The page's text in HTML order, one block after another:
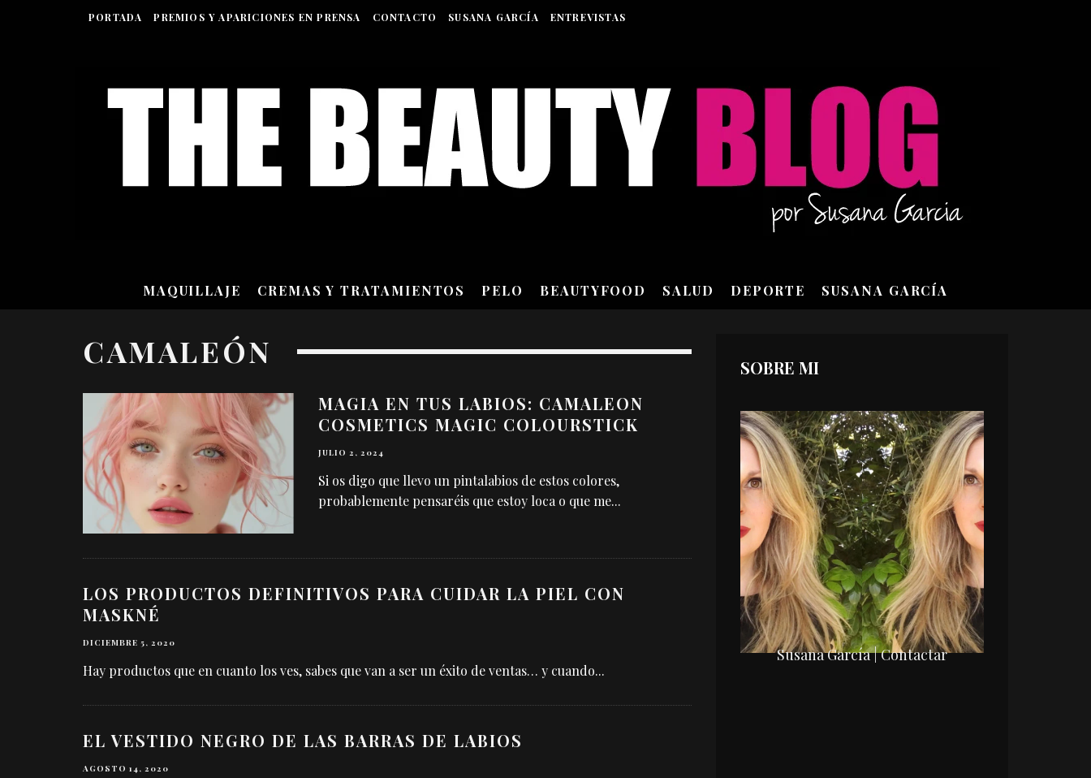
PORTADA PREMIOS Y APARICIONES EN PRENSA CONTACTO SUSANA GARCÍA ENTREVISTAS
MAQUILLAJE CREMAS Y TRATAMIENTOS PELO BEAUTYFOOD SALUD DEPORTE SUSANA GARCÍA
CAMALEÓN
MAGIA EN TUS LABIOS: CAMALEON
COSMETICS MAGIC COLOURSTICK
JULIO 2, 2024
Si os digo que llevo un pintalabios de estos colores,
probablemente pensaréis que estoy loca o que me...
LOS PRODUCTOS DEFINITIVOS PARA CUIDAR LA PIEL CON
MASKNÉ
DICIEMBRE 5, 2020
Hay productos que en cuanto los ves, sabes que van a ser un éxito de ventas… y cuando...
EL VESTIDO NEGRO DE LAS BARRAS DE LABIOS
AGOSTO 14, 2020
SOBRE MI
Susana García | Contactar